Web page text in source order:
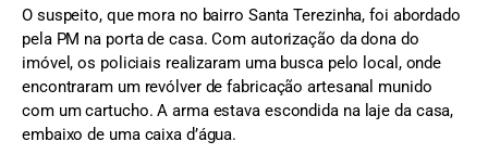
O suspeito, que mora no bairro Santa Terezinha, foi abordado
pela PM na porta de casa. Com autorização da dona do
imóvel, os policiais realizaram uma busca pelo local, onde
encontraram um revólver de fabricação artesanal munido
com um cartucho. A arma estava escondida na laje da casa,
embaixo de uma caixa d’água.